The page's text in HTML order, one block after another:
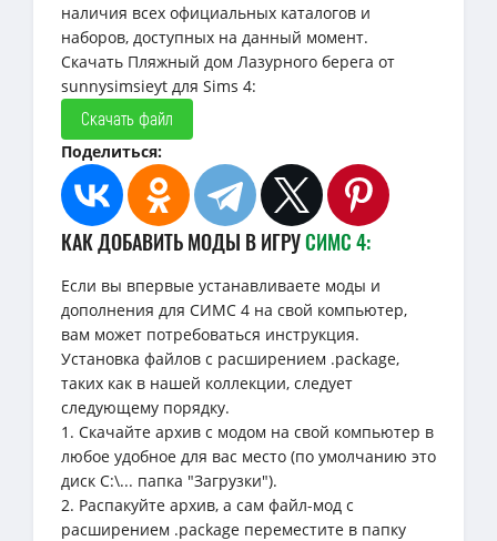
наличия всех официальных каталогов и
наборов, доступных на данный момент.
Скачать Пляжный дом Лазурного берега от
sunnysimsieyt для Sims 4:
Скачать файл
Поделиться:
КАК ДОБАВИТЬ МОДЫ В ИГРУСИМС 4:
Если вы впервые устанавливаете моды и
дополнения для СИМС 4 на свой компьютер,
вам может потребоваться инструкция.
Установка файлов с расширением .package,
таких как в нашей коллекции, следует
следующему порядку.
1. Скачайте архив с модом на свой компьютер в
любое удобное для вас место (по умолчанию это
диск C:\... папка "Загрузки").
2. Распакуйте архив, а сам файл-мод с
расширением .package переместите в папку